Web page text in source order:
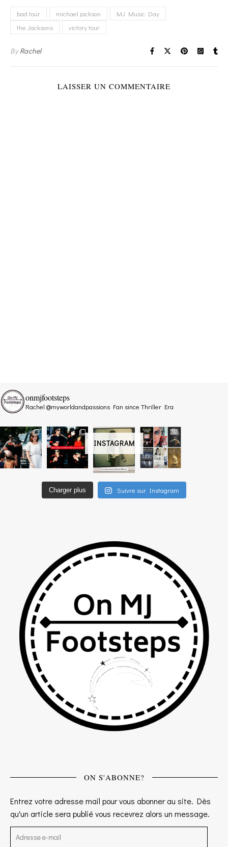
bad tour michael jackson
MJ Music Day
the Jacksons
victory tour
ByRachel
LAISSER UN COMMENTAIRE
INSTAGRAM
onmjfootsteps
Rachel @myworldandpassions Fan since Thriller Era
Charger plus Suivre sur Instagram
ON S'ABONNE?
Entrez votre adresse mail pour vous abonner au site. Dès
qu'un article sera publié vous recevrez alors un message.
Adresse e-mail